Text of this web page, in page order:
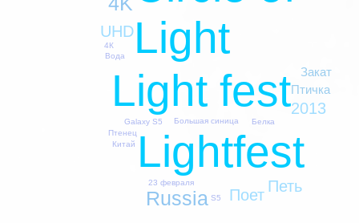
Light
Light fest
Lightfest
Russia
UHD
2013
Поет Петь
Птичка
Закат
Большая синица
Galaxy S5
S5
4К
Вода
23 февраля
Белка
Китай
Птенец